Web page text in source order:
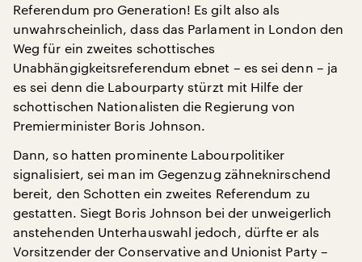
Referendum pro Generation! Es gilt also als
unwahrscheinlich, dass das Parlament in London den
Weg für ein zweites schottisches
Unabhängigkeitsreferendum ebnet – es sei denn – ja
es sei denn die Labourparty stürzt mit Hilfe der
schottischen Nationalisten die Regierung von
Premierminister Boris Johnson.
Dann, so hatten prominente Labourpolitiker
signalisiert, sei man im Gegenzug zähneknirschend
bereit, den Schotten ein zweites Referendum zu
gestatten. Siegt Boris Johnson bei der unweigerlich
anstehenden Unterhauswahl jedoch, dürfte er als
Vorsitzender der Conservative and Unionist Party –